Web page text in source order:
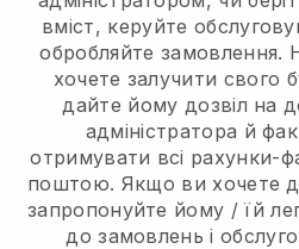
вміст, керуйте
обробляйте замовлення.
хочете залучити свого
дайте йому дозвіл на
адміністратора й
отримувати всі рахунки-
поштою. Якщо ви хочете
запропонуйте йому / їй
до замовлень і